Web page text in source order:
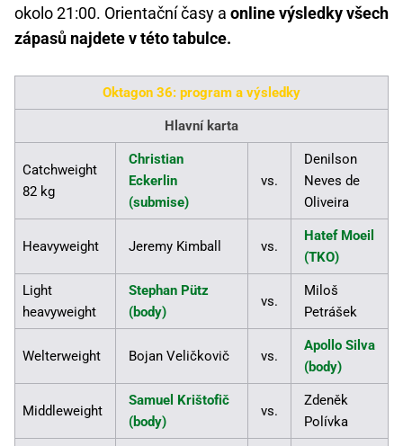
okolo 21:00. Orientační časy a online výsledky všech
zápasů najdete v této tabulce.
Oktagon 36: program a výsledky
Hlavní karta
Catchweight
82 kg
Christian
Eckerlin
(submise)
vs.
Denilson
Neves de
Oliveira
Heavyweight Jeremy Kimball vs.
Hatef Moeil
(TKO)
Light
heavyweight
Stephan Pütz
(body)
vs.
Miloš
Petrášek
Welterweight Bojan Veličkovič vs.
Apollo Silva
(body)
Middleweight
Samuel Krištofič
(body)
vs.
Zdeněk
Polívka